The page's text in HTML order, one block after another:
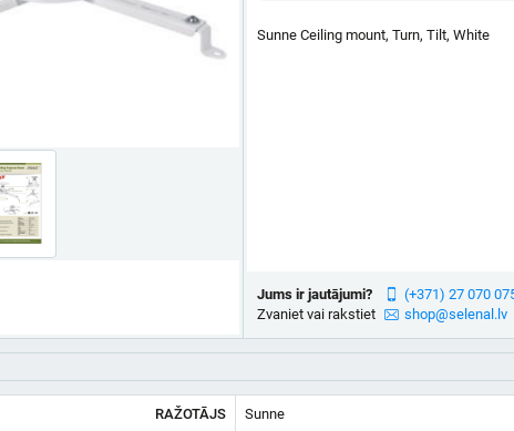
Sunne Ceiling mount, Turn, Tilt, White
Jums ir jautājumi?
Zvaniet vai rakstiet
(+371) 27 070
shop@selenal.lv
RAŽOTĀJS Sunne